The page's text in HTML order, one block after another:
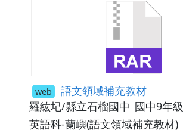
web 語文領域補充教材
羅紘圮/縣立石榴國中 國中9年級
英語科-蘭嶼(語文領域補充教材)